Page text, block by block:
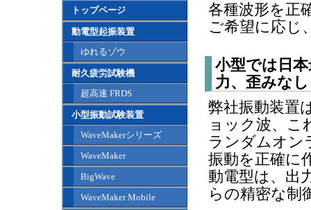
各種波形を正
ご希望に応じ
小型では日
力、歪みなし
弊社振動装置
ョック波、こ
ランダムオン
振動を正確に
動電型は、出
らの精密な制
トップページ
動電型起振装置
ゆれるゾウ
耐久疲労試験機
超高速 FRDS
小型振動試験装置
WaveMakerシリーズ
WaveMaker
BigWave
WaveMaker Mobile